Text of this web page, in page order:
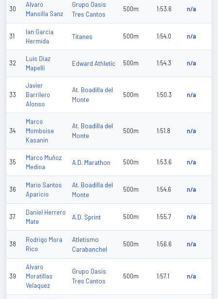
30
Alvaro
Mansilla Sanz
Grupo Oasis
Tres Cantos
500m 1:53.6 n/a
31
Ian Garcia
Hermida
Titanes 500m 1:54.0 n/a
32
Luis Diaz
Mapelli
Edward Athletic 500m 1:54.3 n/a
33
Javier
Barrilero
Alonso
At. Boadilla del
Monte
500m 1:50.3 n/a
34
Marco
Momboise
Kasanin
At. Boadilla del
Monte
500m 1:51.8 n/a
35
Marco Muñoz
Medina
A.D. Marathon 500m 1:53.6 n/a
36
Mario Santos
Aparicio
At. Boadilla del
Monte
500m 1:54.6 n/a
37
Daniel Herrero
Mate
A.D. Sprint 500m 1:55.7 n/a
38
Rodrigo Mora
Rico
Atletismo
Carabanchel
500m 1:56.6 n/a
39
Alvaro
Moratillas
Velaquez
Grupo Oasis
Tres Cantos
500m 1:57.1 n/a